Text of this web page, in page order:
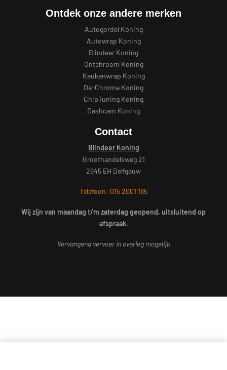
Ontdek onze andere merken
Autogordel Koning
Autowrap Koning
Blindeer Koning
Ontchroom Koning
Keukenwrap Koning
De-Chrome Koning
ChipTuning Koning
Dashcam Koning
Contact
Blindeer Koning
Groothandelsweg 21
2645 EH Delfgauw
Telefoon: 015 2001 185
Wij zijn van maandag t/m zaterdag geopend, uitsluitend op
afspraak.
Vervangend vervoer in overleg mogelijk